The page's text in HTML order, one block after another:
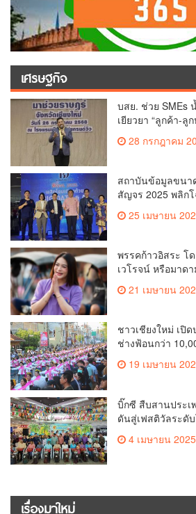
เศรษฐกิจ
บสย. ช่วย SMEs
เยียวยา “ลูกค้า-ลู
28 กรกฎาคม
สถาบันข้อมูลขนา
สัญจร 2025 พลิกโ
ข้อมูลเพื่อยกระดับ
25 เมษายน
พรรคก้าวอิสระ โ
เวโรจน์ หรือมาด
จัดการประชุมให
พรรคก้าวอิสระ ครั้
21 เมษายน
ชาวเชียงใหม่ เปิ
ช่างฟ้อนกว่า
โลก Guinness
ทำลายสถิติ 7,218
เมืองเชียงใหม่
19 เมษายน
บิ๊กซี สืบสานประ
ดันสู่เฟสติวัลระดั
สูงสุด 50% กระตุ้น
4 เมษายน 2025
เรื่องมาใหม่